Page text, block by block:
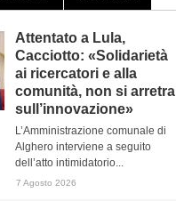
Attentato a Lula,
Cacciotto: «Solidarietà
ai ricercatori e alla
comunità, non si arretra
sull’innovazione»
L’Amministrazione comunale di
Alghero interviene a seguito
dell’atto intimidatorio...
7 Agosto 2026